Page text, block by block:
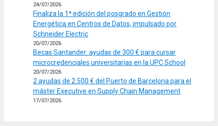
24/07/2026
Finaliza la 1ª edición del posgrado en Gestión
Energética en Centros de Datos, impulsado por
Schneider Electric
20/07/2026
Becas Santander: ayudas de 300 € para cursar
microcredenciales universitarias en la UPC School
20/07/2026
2 ayudas de 2.500 € del Puerto de Barcelona para el
máster Executive en Supply Chain Management
17/07/2026